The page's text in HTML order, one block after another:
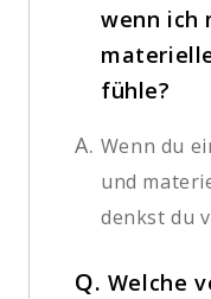
wenn ich
fühle?
A. Wenn du
und
denkst du
Q. Welche